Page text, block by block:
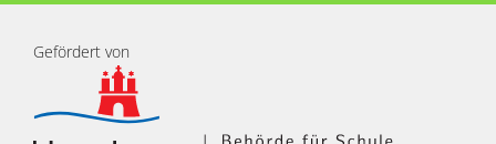
Gefördert von